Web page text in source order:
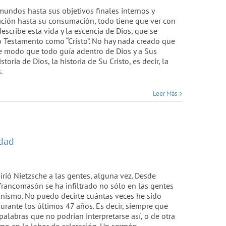
hasta sus objetivos finales internos y
hasta su consumación, todo tiene que ver con
esta vida y la escencia de Dios, que se
como “Cristo”. No hay nada creado que
modo que todo guía adentro de Dios y a Sus
de Dios, la historia de Su Cristo, es decir, la
Leer Más
Nietzsche a las gentes, alguna vez. Desde
se ha infiltrado no sólo en las gentes
No puedo decirte cuántas veces he sido
los últimos 47 años. Es decir, siempre que
que no podrían interpretarse así, o de otra